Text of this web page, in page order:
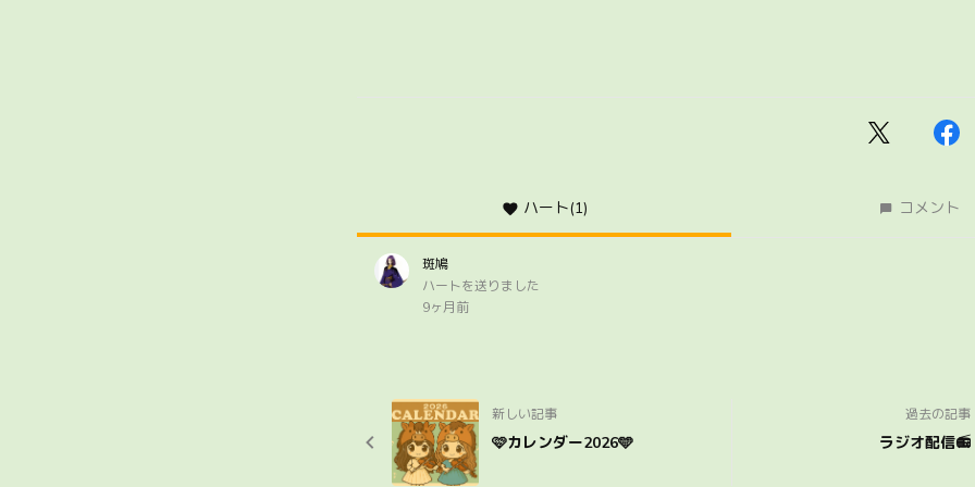
ハート(1) コメント
斑鳩
ハートを送りました
9ヶ月前
新しい記事
🩷カレンダー2026🩵
過去の記事
ラジオ配信📻